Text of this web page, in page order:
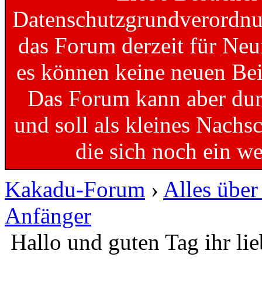
das Forum derzeit für
es können keine neuen
Das Forum kann aber
und soll als kleines
die sich noch ein
Kakadu-Forum › Alles
Anfänger
Hallo und guten Tag ihr